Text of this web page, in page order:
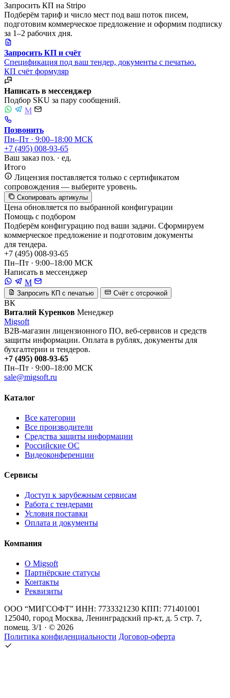
Запросить КП на Stripo
Подберём тариф и число мест под ваш поток писем,
подготовим коммерческое предложение и оформим подписку
за 1–2 рабочих дня.
Запросить КП и счёт
Спецификация под ваш тендер, документы с печатью.
КП счёт формуляр
Написать в мессенджер
Подбор SKU за пару сообщений.
M
Позвонить
Пн–Пт · 9:00–18:00 МСК
+7 (495) 008-93-65
Ваш заказ поз. · ед.
Итого
Лицензия поставляется только с сертификатом
сопровождения — выберите уровень.
Скопировать артикулы
Цена обновляется по выбранной конфигурации
Помощь с подбором
Подберём конфигурацию под ваши задачи. Сформируем
коммерческое предложение и подготовим документы
для тендера.
+7 (495) 008-93-65
Пн–Пт · 9:00–18:00 МСК
Написать в мессенджер
M
Запросить КП с печатью Счёт с отсрочкой
ВК
Виталий Куренков Менеджер
Migsoft
B2B-магазин лицензионного ПО, веб-сервисов и средств
защиты информации. Оплата в рублях, документы для
бухгалтерии и тендеров.
+7 (495) 008-93-65
Пн–Пт · 9:00–18:00 МСК
sale@migsoft.ru
Каталог
Все категории
Все производители
Средства защиты информации
Российские ОС
Видеоконференции
Сервисы
Доступ к зарубежным сервисам
Работа с тендерами
Условия поставки
Оплата и документы
Компания
О Migsoft
Партнёрские статусы
Контакты
Реквизиты
ООО “МИГСОФТ” ИНН: 7733321230 КПП: 771401001
125040, город Москва, Ленинградский пр-кт, д. 5 стр. 7,
помещ. 3/1 · © 2026
Политика конфиденциальности Договор-оферта